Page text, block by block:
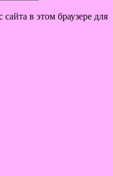
в этом браузере для